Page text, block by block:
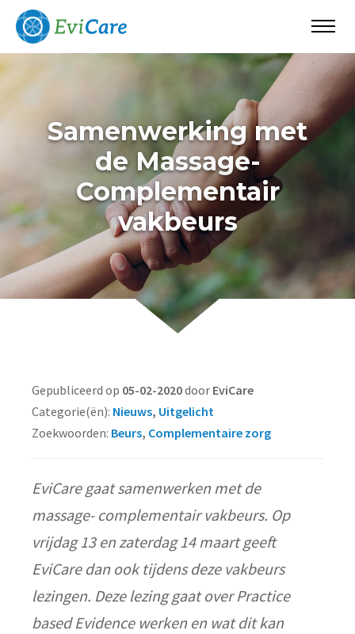
Waarom EviCare
Start met EviCare
Over EviCare
Samenwerking met
de Massage-
Complementair
vakbeurs
Gepubliceerd op 05-02-2020door EviCare
Categorie(ën): Nieuws, Uitgelicht
Zoekwoorden: Beurs, Complementaire zorg
EviCare gaat samenwerken met de
massage- complementair vakbeurs. Op
vrijdag 13 en zaterdag 14 maart geeft
EviCare dan ook tijdens deze vakbeurs
lezingen. Deze lezing gaat over Practice
based Evidence werken en wat dit kan